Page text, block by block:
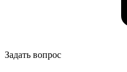
Задать вопрос